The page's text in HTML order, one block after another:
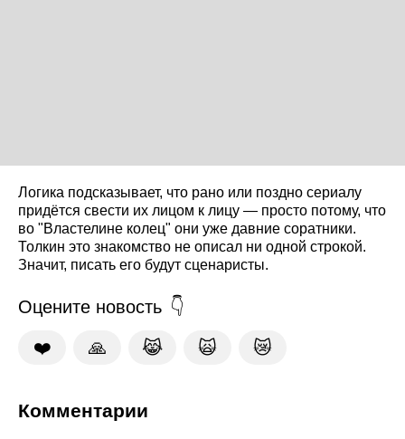
Логика подсказывает, что рано или поздно сериалу
придётся свести их лицом к лицу — просто потому, что
во "Властелине колец" они уже давние соратники.
Толкин это знакомство не описал ни одной строкой.
Значит, писать его будут сценаристы.
Оцените новость
❤️ 🙏 😹 🙀 😿
Комментарии